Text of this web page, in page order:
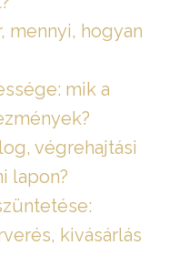
mennyi, hogyan
mik a
végrehajtási
lapon?
kivásárlás